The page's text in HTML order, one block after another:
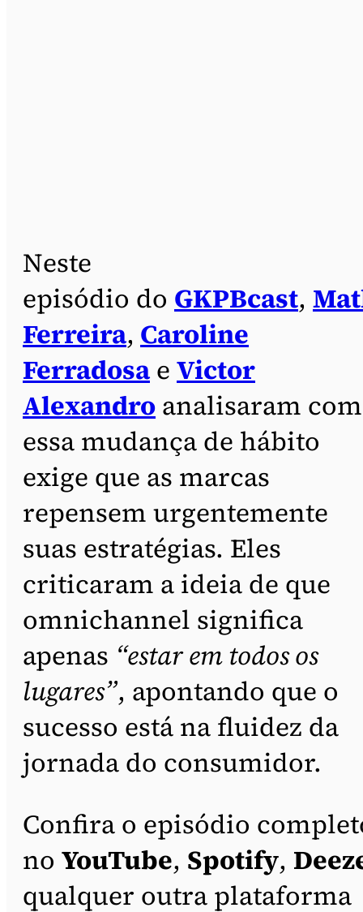
Neste
episódio do GKPBcast,
Ferreira, Caroline
Ferradosae Victor
Alexandro analisaram
essa mudança de hábito
exige que as marcas
repensem urgentemente
suas estratégias. Eles
criticaram a ideia de que
omnichannel significa
apenas “estar em todos os
lugares”, apontando que o
sucesso está na fluidez da
jornada do consumidor.
Confira o episódio
no YouTube, Spotify,
qualquer outra plataforma